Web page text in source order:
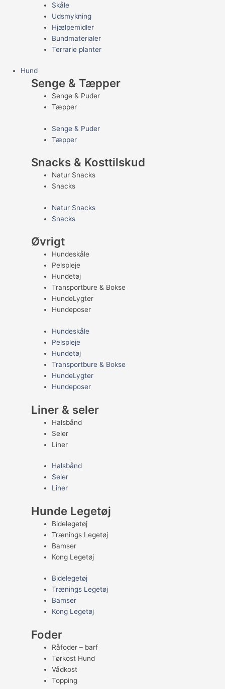
Skåle
Udsmykning
Hjælpemidler
Bundmaterialer
Terrarie planter
Hund
Senge & Tæpper
Senge & Puder
Tæpper
Senge & Puder
Tæpper
Snacks & Kosttilskud
Natur Snacks
Snacks
Natur Snacks
Snacks
Øvrigt
Hundeskåle
Pelspleje
Hundetøj
Transportbure & Bokse
HundeLygter
Hundeposer
Hundeskåle
Pelspleje
Hundetøj
Transportbure & Bokse
HundeLygter
Hundeposer
Liner & seler
Halsbånd
Seler
Liner
Halsbånd
Seler
Liner
Hunde Legetøj
Bidelegetøj
Trænings Legetøj
Bamser
Kong Legetøj
Bidelegetøj
Trænings Legetøj
Bamser
Kong Legetøj
Foder
Råfoder – barf
Tørkost Hund
Vådkost
Topping